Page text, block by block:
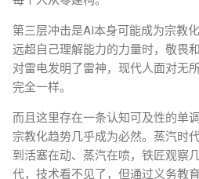
第三层冲击是AI本身可能成为宗教
远超自己理解能力的力量时，敬畏
对雷电发明了雷神，现代人面对无
完全一样。
而且这里存在一条认知可及性的单
宗教化趋势几乎成为必然。蒸汽时
到活塞在动、蒸汽在喷，铁匠观察
代，技术看不见了，但通过义务教